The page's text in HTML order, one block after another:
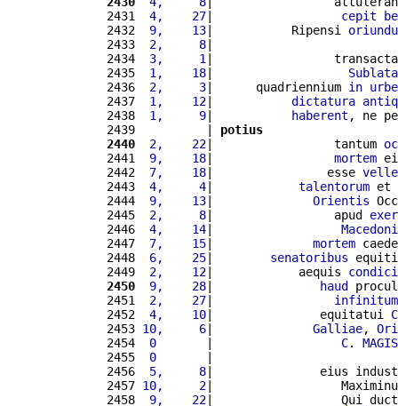
2431
4,    27| cepit
2432
9,    13|           Ripensi
2433
2,     8|
2434
3,     1 |                 transacta.
2435
1,    18| Sublata
2436
2,     3|      quadriennium in urbe
2437
1,    12| dictatura
2438
1,     9| haberent , ne
2439          | potius
2440
2,    22|                 tantum
2441
9,    18| mortem
2442
7,    18|                esse
2443
4,     4| talentorum et
2444
9,    13| Orientis
2445
2,     8|                 apud
2446
4,    14|
2447
7,    15| mortem
2448
6,    25| senatoribus
2449
2,    12|            aequis
2450
9,    28| haud
2451
2,    27| infinitum
2452
4,    10|               equitatui
2453 10,     6| Galliae,
2454
0 | C.
2455
0
2456
5,     8|               eius
2457 10,     2|
2458
9,    22|                  Qui